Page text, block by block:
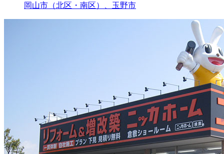
岡山市（北区・南区）、玉野市